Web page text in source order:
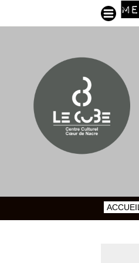
ACCUEIL